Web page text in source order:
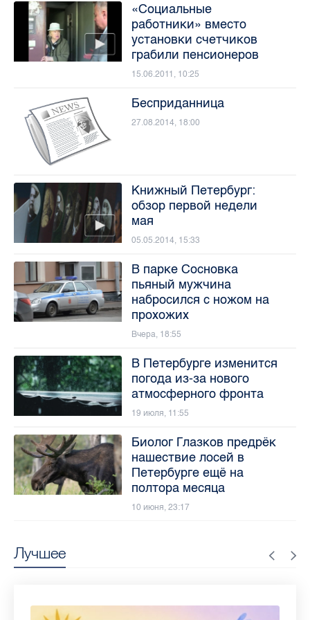
Лучшее
«Социальные
работники» вместо
установки счетчиков
грабили пенсионеров
15.06.2011, 10:25
Бесприданница
27.08.2014, 18:00
Книжный Петербург:
обзор первой недели
мая
05.05.2014, 15:33
В парке Сосновка
пьяный мужчина
набросился с ножом на
прохожих
Вчера, 18:55
В Петербурге изменится
погода из-за нового
атмосферного фронта
19 июля, 11:55
Биолог Глазков предрёк
нашествие лосей в
Петербурге ещё на
полтора месяца
10 июня, 23:17